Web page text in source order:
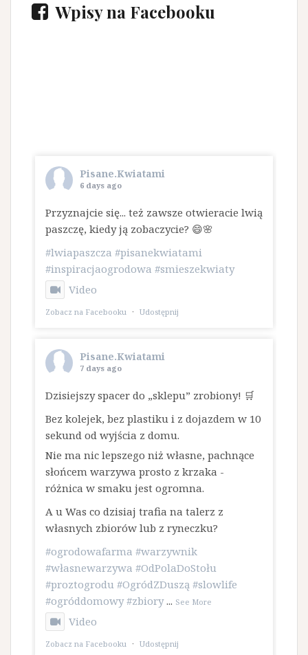
Wpisy na Facebooku
Pisane.Kwiatami
6 days ago
Przyznajcie się... też zawsze otwieracie lwią
paszczę, kiedy ją zobaczycie? 😄🌸
#lwiapaszcza #pisanekwiatami
#inspiracjaogrodowa #smieszekwiaty
Video
Zobacz na Facebooku · Udostępnij
Pisane.Kwiatami
7 days ago
Dzisiejszy spacer do „sklepu” zrobiony! 🛒
Bez kolejek, bez plastiku i z dojazdem w 10
sekund od wyjścia z domu.
​Nie ma nic lepszego niż własne, pachnące
słońcem warzywa prosto z krzaka -
różnica w smaku jest ogromna.
A u Was co dzisiaj trafia na talerz z
własnych zbiorów lub z ryneczku?
#ogrodowafarma #warzywnik
#własnewarzywa #OdPolaDoStołu
#proztogrodu #OgródZDuszą #slowlife
#ogróddomowy #zbiory ... See More
Video
Zobacz na Facebooku · Udostępnij